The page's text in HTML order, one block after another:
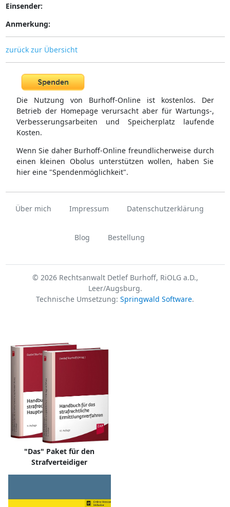
Einsender:
Anmerkung:
zurück zur Übersicht
Die Nutzung von Burhoff-Online ist kostenlos. Der
Betrieb der Homepage verursacht aber für Wartungs-,
Verbesserungsarbeiten und Speicherplatz laufende
Kosten.
Wenn Sie daher Burhoff-Online freundlicherweise durch
einen kleinen Obolus unterstützen wollen, haben Sie
hier eine "Spendenmöglichkeit".
Über mich Impressum Datenschutzerklärung
Blog Bestellung
© 2026 Rechtsanwalt Detlef Burhoff, RiOLG a.D.,
Leer/Augsburg.
Technische Umsetzung: Springwald Software.
"Das" Paket für den
Strafverteidiger